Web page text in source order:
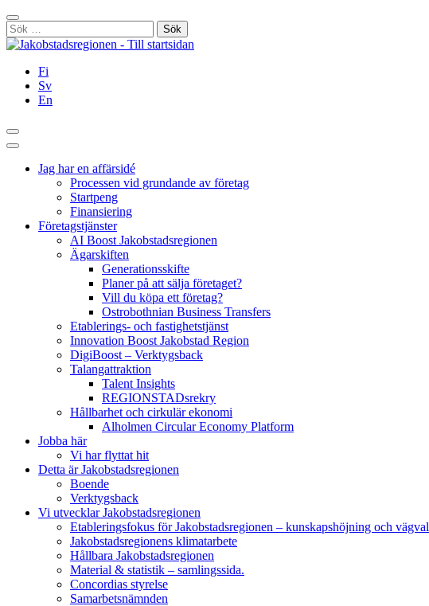
Hoppa
till
innehållet
Stäng
Sök
efter:
Fi
Sv
En
Sök
Huvudmeny
Jag har en affärsidé
Processen vid grundande av företag
Startpeng
Finansiering
Företagstjänster
AI Boost Jakobstadsregionen
Ägarskiften
Generationsskifte
Planer på att sälja företaget?
Vill du köpa ett företag?
Ostrobothnian Business Transfers
Etablerings- och fastighetstjänst
Innovation Boost Jakobstad Region
DigiBoost – Verktygsback
Talangattraktion
Talent Insights
REGIONSTADsrekry
Hållbarhet och cirkulär ekonomi
Alholmen Circular Economy Platform
Jobba här
Vi har flyttat hit
Detta är Jakobstadsregionen
Boende
Verktygsback
Vi utvecklar Jakobstadsregionen
Etableringsfokus för Jakobstadsregionen – kunskapshöjning och vägval
Jakobstadsregionens klimatarbete
Hållbara Jakobstadsregionen
Material & statistik – samlingssida.
Concordias styrelse
Samarbetsnämnden